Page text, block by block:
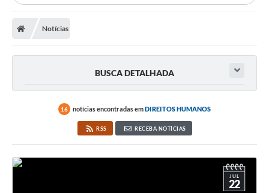
LICITAÇÕES E CONTRATOS
Secretarias
Leis e Decretos
Nossa Cidade
Notícias
BUSCA DETALHADA
16 notícias encontradas emDIREITOS HUMANOS
RSS RECEBA NOTÍCIAS
JUL
22